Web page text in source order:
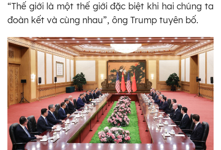
“Thế giới là một thế giới đặc biệt khi hai chúng ta
đoàn kết và cùng nhau”, ông Trump tuyên bố.